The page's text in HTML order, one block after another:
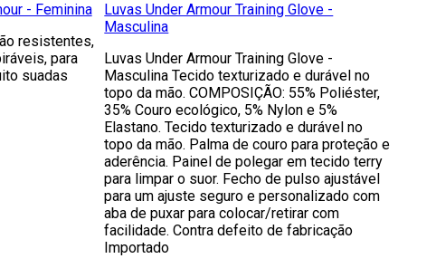
- Feminina
resistentes,
para
suadas
Luvas Under Armour Training Glove -
Masculina
Luvas Under Armour Training Glove -
Masculina Tecido texturizado e durável no
topo da mão. COMPOSIÇÃO: 55% Poliéster,
35% Couro ecológico, 5% Nylon e 5%
Elastano. Tecido texturizado e durável no
topo da mão. Palma de couro para proteção e
aderência. Painel de polegar em tecido terry
para limpar o suor. Fecho de pulso ajustável
para um ajuste seguro e personalizado com
aba de puxar para colocar/retirar com
facilidade. Contra defeito de fabricação
Importado